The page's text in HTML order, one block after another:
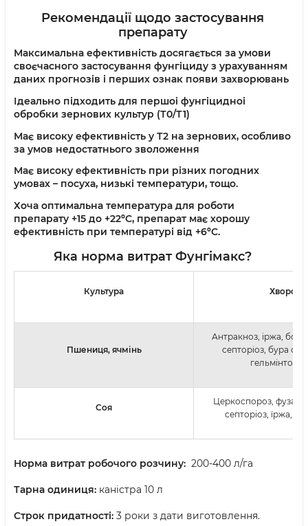
Рекомендації щодо застосування
препарату
Максимальна ефективність досягається за умови
своєчасного застосування фунгіциду з урахуванням
даних прогнозів і перших ознак появи захворювань
Ідеально підходить для першоі фунгіцидноі
обробки зернових культур (Т0/Т1)
Має високу ефективність у Т2 на зернових, особливо
за умов недостатнього зволоження
Має високу ефективність при різних погодних
умовах – посуха, низькі температури, тощо.
Хоча оптимальна температура для роботи
препарату +15 до +22ºС, препарат має хорошу
ефективність при температурі від +6ºС.
Яка норма витрат Фунгімакс?
Культура Хвороба
Пшениця, ячмінь
Антракноз, іржа,
септоріоз, бура
Соя
Церкоспороз,
септоріоз, їржа,
Норма витрат робочого розчину: 200-400 л/га
Тарна одиниця: каністра 10 л
Строк придатності: 3 роки з дати виготовлення.